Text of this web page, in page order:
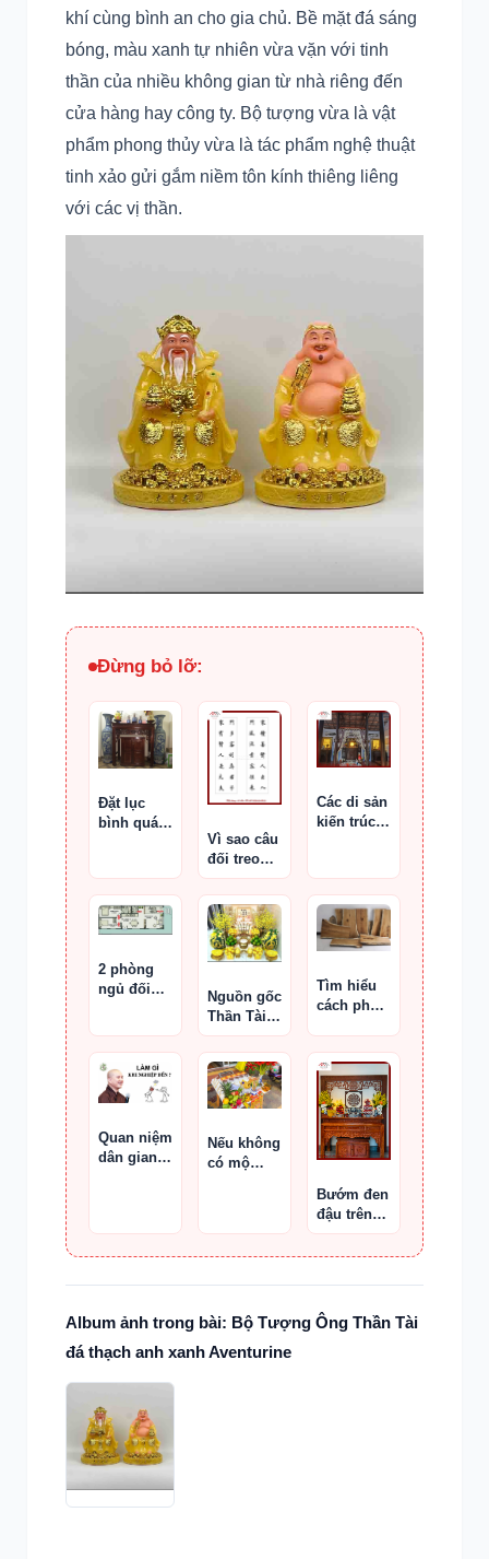
khí cùng bình an cho gia chủ. Bề mặt đá sáng
bóng, màu xanh tự nhiên vừa vặn với tinh
thần của nhiều không gian từ nhà riêng đến
cửa hàng hay công ty. Bộ tượng vừa là vật
phẩm phong thủy vừa là tác phẩm nghệ thuật
tinh xảo gửi gắm niềm tôn kính thiêng liêng
với các vị thần.
Đừng bỏ lỡ:
Đặt lục
bình quá
bật tại bố
cục bàn
thờ
Vì sao câu
đối treo
trong
phòng trà
lại quan
trọng
Các di sản
kiến trúc
nghĩa gì?
2 phòng
ngủ đối
Nguồn gốc
Thần Tài –
Thổ Địa
Tìm hiểu
cách phân
liệu phổ
biến trong
đồ gỗ
Quan niệm
dân gian
Nếu không
có mộ
Bướm đen
đậu trên
bàn thờ là
điềm gì ?
Album ảnh trong bài: Bộ Tượng Ông Thần Tài
đá thạch anh xanh Aventurine